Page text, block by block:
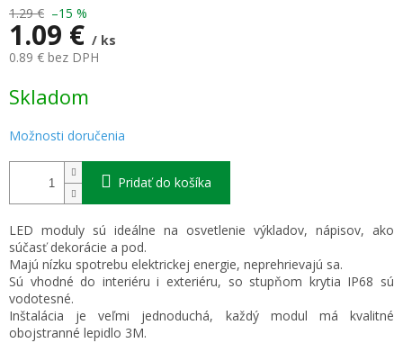
1.29 € –15 %
1.09 € / ks
0.89 € bez DPH
cena:
Skladom
Možnosti doručenia
Pridať do košíka
LED moduly sú ideálne na osvetlenie výkladov, nápisov, ako
súčasť dekorácie a pod.
Majú nízku spotrebu elektrickej energie, neprehrievajú sa.
Sú vhodné do interiéru i exteriéru, so stupňom krytia IP68 sú
vodotesné.
Inštalácia je veľmi jednoduchá, každý modul má kvalitné
obojstranné lepidlo 3M.